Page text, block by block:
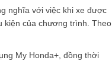
nghĩa với việc khi xe được
kiện của chương trình. Theo
My Honda+, đồng thời